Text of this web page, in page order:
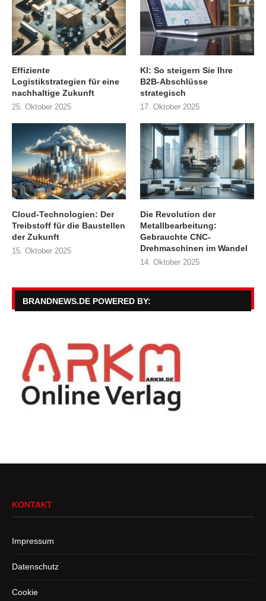
Effiziente
Logistikstrategien für eine
nachhaltige Zukunft
25. Oktober 2025
KI: So steigern Sie Ihre
B2B-Abschlüsse
strategisch
17. Oktober 2025
Cloud-Technologien: Der
Treibstoff für die Baustellen
der Zukunft
15. Oktober 2025
Die Revolution der
Metallbearbeitung:
Gebrauchte CNC-
Drehmaschinen im Wandel
14. Oktober 2025
BRANDNEWS.DE POWERED BY:
KONTAKT
Impressum
Datenschutz
Cookie